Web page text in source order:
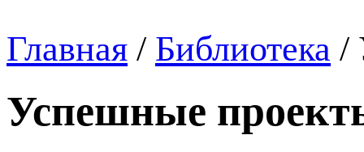
Главная / Библиотека /
Успешные